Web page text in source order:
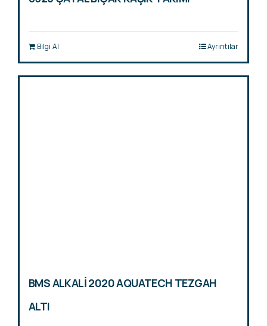
Bilgi Al Ayrıntılar
BMS ALKALİ 2020 AQUATECH TEZGAH
ALTI